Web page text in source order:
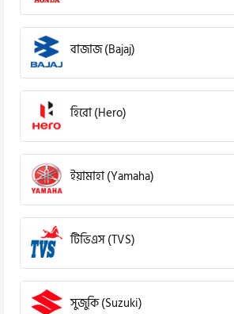
বাজাজ (Bajaj)
হিরো (Hero)
ইয়ামাহা (Yamaha)
টিভিএস (TVS)
সুজুকি (Suzuki)